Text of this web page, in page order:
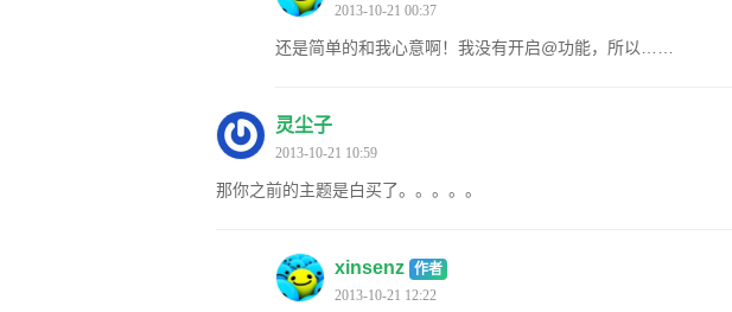
2013-10-21 00:37
还是简单的和我心意啊！我没有开启@功能，所以……
灵尘子
2013-10-21 10:59
那你之前的主题是白买了。。。。。
xinsenz 作者
2013-10-21 12:22